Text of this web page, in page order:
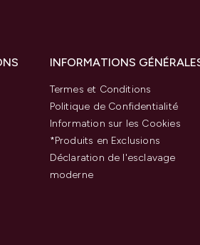
INFORMATIONS
Termes et Conditions
Politique de Confidentialité
Information sur les Cookies
*Produits en Exclusions
Déclaration de l'esclavage
moderne